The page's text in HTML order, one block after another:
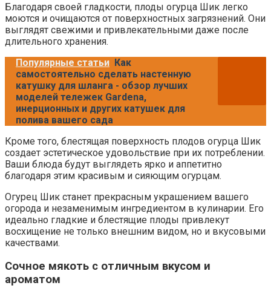
Благодаря своей гладкости, плоды огурца Шик легко
моются и очищаются от поверхностных загрязнений. Они
выглядят свежими и привлекательными даже после
длительного хранения.
Популярные статьи Как
самостоятельно сделать настенную
катушку для шланга - обзор лучших
моделей тележек Gardena,
инерционных и других катушек для
полива вашего сада
Кроме того, блестящая поверхность плодов огурца Шик
создает эстетическое удовольствие при их потреблении.
Ваши блюда будут выглядеть ярко и аппетитно
благодаря этим красивым и сияющим огурцам.
Огурец Шик станет прекрасным украшением вашего
огорода и незаменимым ингредиентом в кулинарии. Его
идеально гладкие и блестящие плоды привлекут
восхищение не только внешним видом, но и вкусовыми
качествами.
Сочное мякоть с отличным вкусом и
ароматом